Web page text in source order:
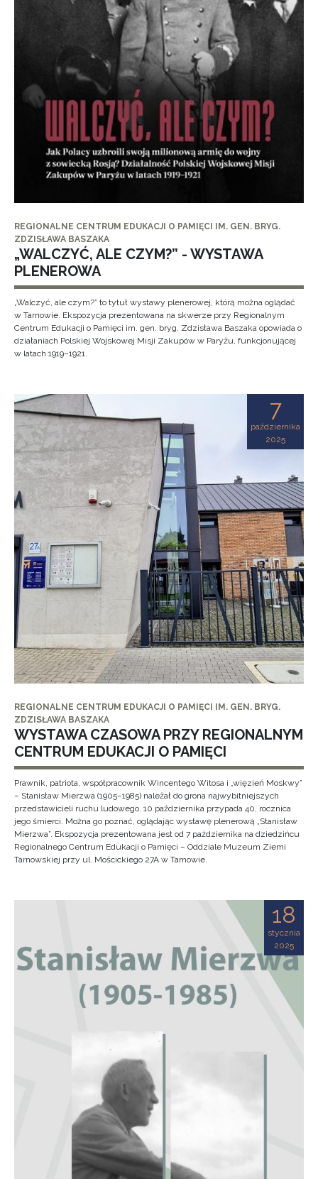
REGIONALNE CENTRUM EDUKACJI O PAMIĘCI IM. GEN. BRYG.
ZDZISŁAWA BASZAKA
„WALCZYĆ, ALE CZYM?” - WYSTAWA
PLENEROWA
„Walczyć, ale czym?” to tytuł wystawy plenerowej, którą można oglądać
w Tarnowie. Ekspozycja prezentowana na skwerze przy Regionalnym
Centrum Edukacji o Pamięci im. gen. bryg. Zdzisława Baszaka opowiada o
działaniach Polskiej Wojskowej Misji Zakupów w Paryżu, funkcjonującej
w latach 1919–1921.
7
października
2025
REGIONALNE CENTRUM EDUKACJI O PAMIĘCI IM. GEN. BRYG.
ZDZISŁAWA BASZAKA
WYSTAWA CZASOWA PRZY REGIONALNYM
CENTRUM EDUKACJI O PAMIĘCI
Prawnik, patriota, współpracownik Wincentego Witosa i „więzień Moskwy”
– Stanisław Mierzwa (1905–1985) należał do grona najwybitniejszych
przedstawicieli ruchu ludowego. 10 października przypada 40. rocznica
jego śmierci. Można go poznać, oglądając wystawę plenerową „Stanisław
Mierzwa”. Ekspozycja prezentowana jest od 7 października na dziedzińcu
Regionalnego Centrum Edukacji o Pamięci – Oddziale Muzeum Ziemi
Tarnowskiej przy ul. Mościckiego 27A w Tarnowie.
18
stycznia
2025